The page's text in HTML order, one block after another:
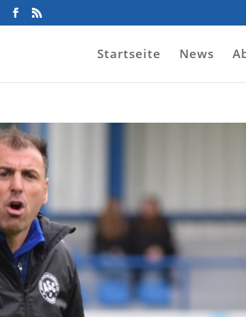
Startseite News